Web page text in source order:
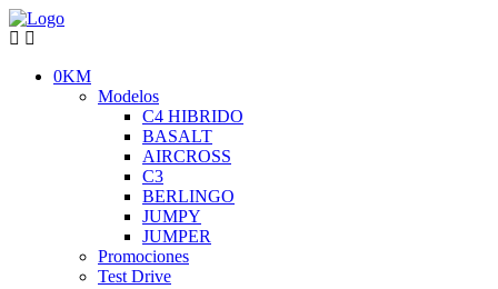
0KM
Modelos
C4 HIBRIDO
BASALT
AIRCROSS
C3
BERLINGO
JUMPY
JUMPER
Promociones
Test Drive